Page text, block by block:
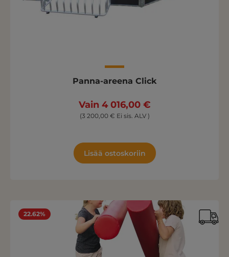
Panna-areena Click
Vain 4 016,00 €
(3 200,00 € Ei sis. ALV )
Lisää ostoskoriin
22.62%